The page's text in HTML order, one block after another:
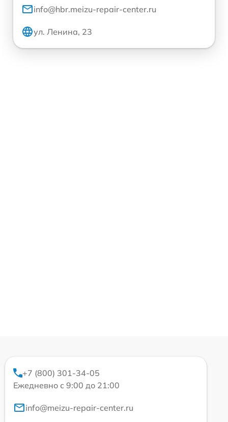
info@hbr.meizu-repair-center.ru
ул. Ленина, 23
+7 (800) 301-34-05
Ежедневно с 9:00 до 21:00
info@meizu-repair-center.ru